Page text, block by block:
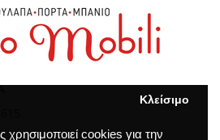
χρησιμοποιεί cookies για την
Κλείσιμο